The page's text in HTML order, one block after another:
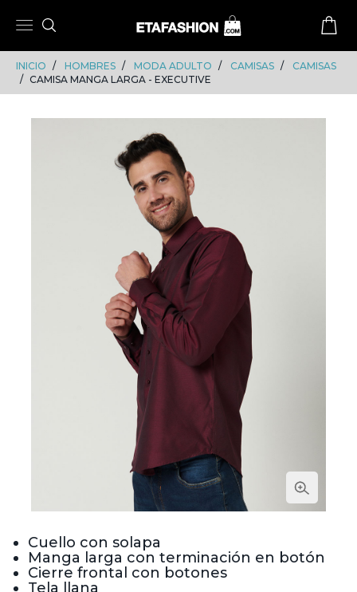
INICIO HOMBRES MODA ADULTO CAMISAS
CAMISAS
CAMISA MANGA LARGA - EXECUTIVE
Cuello con solapa
Manga larga con terminación en botón
Cierre frontal con botones
Tela llana